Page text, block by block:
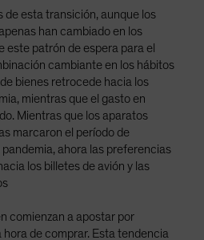
de esta transición, aunque los
han cambiado en los
este patrón de espera para el
cambiante en los hábitos
bienes retrocede hacia los
mientras que el gasto en
Mientras que los aparatos
marcaron el período de
pandemia, ahora las preferencias
los billetes de avión y las
comienzan a apostar por
hora de comprar. Esta tendencia